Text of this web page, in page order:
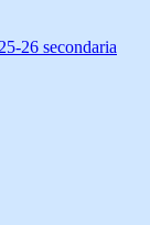
26 secondaria